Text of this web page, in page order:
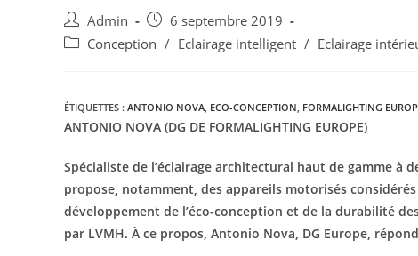
Admin
6 septembre 2019
Conception / Eclairage intelligent / Eclairage
ÉTIQUETTES : ANTONIO NOVA, ECO-CONCEPTION, FORMALIGHTING
ANTONIO NOVA (DG DE FORMALIGHTING EUROPE)
Spécialiste de l’éclairage architectural haut de gamme à
propose, notamment, des appareils motorisés
développement de l’éco-conception et de la durabilité
par LVMH. À ce propos, Antonio Nova, DG Europe,